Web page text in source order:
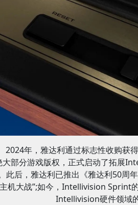
2024年，雅达利通过标志性收购获
大部分游戏版权，正式启动了拓展
此后，雅达利已推出《雅达利50周
机大战”;如今，Intellivision Sprint
Intellivision硬件领域的